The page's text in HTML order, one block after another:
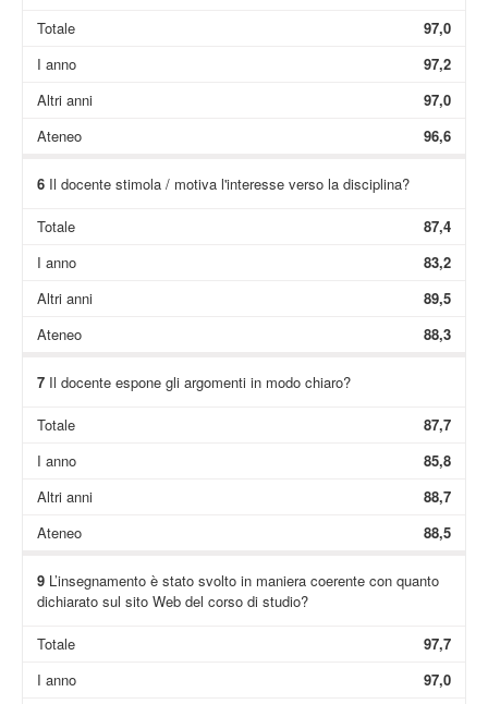
Totale
97,0
I anno
97,2
Altri anni
97,0
Ateneo
96,6
6Il docente stimola / motiva l'interesse verso la disciplina?
Totale
87,4
I anno
83,2
Altri anni
89,5
Ateneo
88,3
7Il docente espone gli argomenti in modo chiaro?
Totale
87,7
I anno
85,8
Altri anni
88,7
Ateneo
88,5
9L’insegnamento è stato svolto in maniera coerente con quanto
dichiarato sul sito Web del corso di studio?
Totale
97,7
I anno
97,0